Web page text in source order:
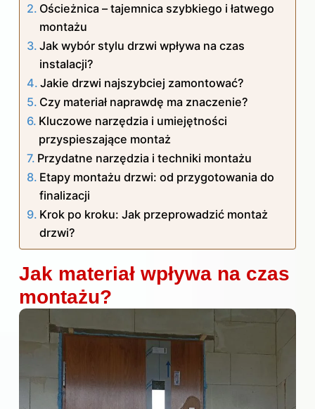
Ościeżnica – tajemnica szybkiego i łatwego
montażu
Jak wybór stylu drzwi wpływa na czas
instalacji?
Jakie drzwi najszybciej zamontować?
Czy materiał naprawdę ma znaczenie?
Kluczowe narzędzia i umiejętności
przyspieszające montaż
Przydatne narzędzia i techniki montażu
Etapy montażu drzwi: od przygotowania do
finalizacji
Krok po kroku: Jak przeprowadzić montaż
drzwi?
Jak materiał wpływa na czas
montażu?